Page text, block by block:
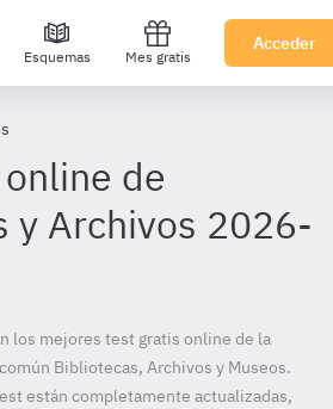
Esquemas Mes gratis
Acceder
de
y Archivos 2026-
los mejores test gratis online de la
Bibliotecas, Archivos y Museos.
están completamente actualizadas,